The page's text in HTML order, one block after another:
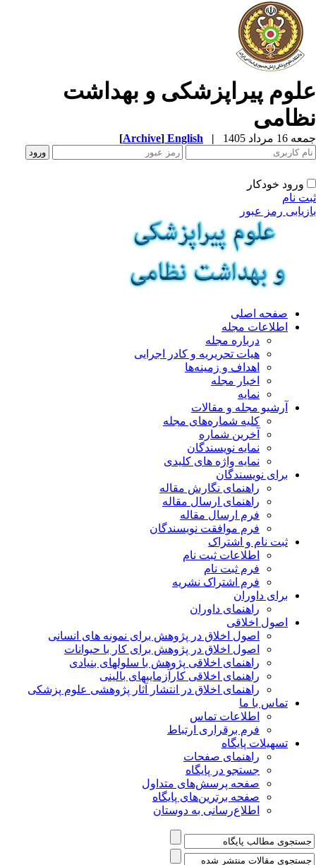
پیراپزشکی و بهداشت
مرداد 1405 |
English
[Archive]
ورود خودکار
نام
رمز عبور
صفحه اصلی
اطلاعات مجله
درباره مجله
هیات تحریریه و کادر اجرایی
اهداف و زمینه‌ها
اخبار مجله
نمایه
آرشیو مجله و مقالات
کلیه شماره‌های مجله
آخرین شماره
نمایه نویسندگان
نمایه واژه های کلیدی
برای نویسندگان
راهنمای نگارش مقاله
راهنمای ارسال مقاله
فرم ارسال مقاله
فرم موافقت نویسندگان
ثبت نام و اشتراک
اطلاعات ثبت نام
فرم ثبت نام
فرم اشتراک نشریه
برای داوران
راهنمای داوران
اصول اخلاقی
اصول اخلاق در پژوهش برای نمونه های انسانی
اصول اخلاق در پژوهش برای کار با حیوانات
راهنمای اخلاقی پژوهش با سلولهای بنیادی
راهنمای اخلاقی کارآزماییهای بالینی
راهنمای اخلاق در انتشار آثار پژوهشی علوم پزشکی
تماس با ما
اطلاعات تماس
فرم برقراری ارتباط
تسهیلات پایگاه
راهنمای صفحات
جستجو در پایگاه
صفحه پرسش‌های متداول
صفحه برترین‌های پایگاه
اطلاع‌رسانی به دوستان